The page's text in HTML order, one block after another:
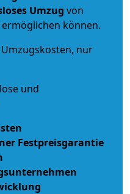
Umzug von
können.
Umzugskosten, nur
und
Festpreisgarantie